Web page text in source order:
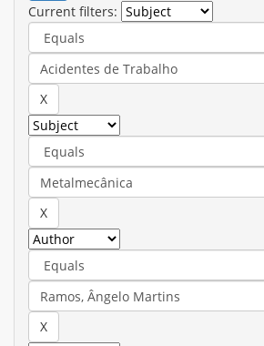
Current filters: